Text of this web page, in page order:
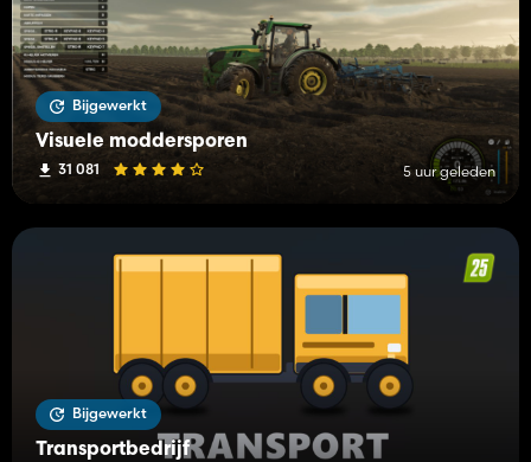
Bijgewerkt
Visuele moddersporen
31 081 5 uur geleden
Bijgewerkt
Transportbedrijf